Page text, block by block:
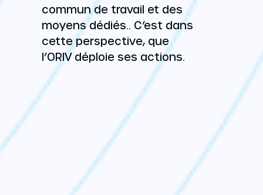
commun de travail et des
moyens dédiés.. C’est dans
cette perspective, que
l’ORIV déploie ses actions.